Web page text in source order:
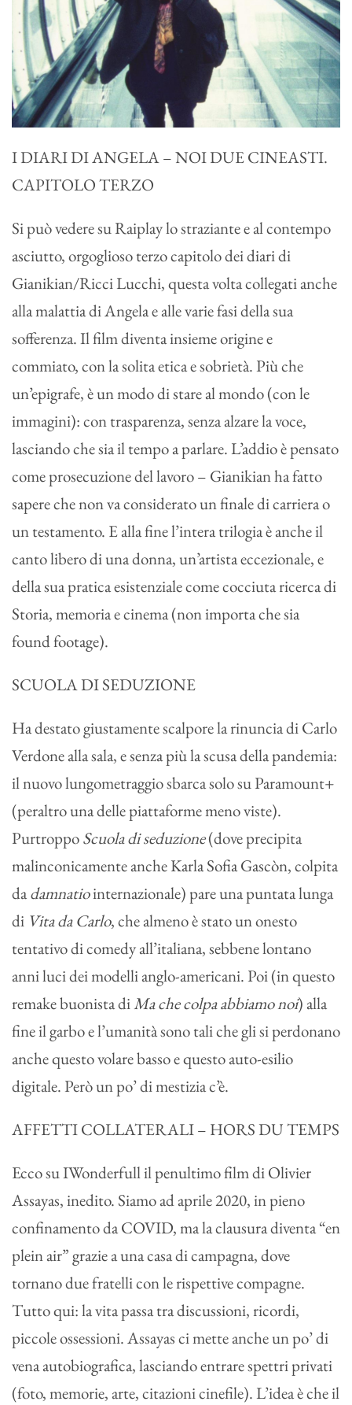
I DIARI DI ANGELA – NOI DUE CINEASTI.
CAPITOLO TERZO
Si può vedere su Raiplay lo straziante e al contempo
asciutto, orgoglioso terzo capitolo dei diari di
Gianikian/Ricci Lucchi, questa volta collegati anche
alla malattia di Angela e alle varie fasi della sua
sofferenza. Il film diventa insieme origine e
commiato, con la solita etica e sobrietà. Più che
un’epigrafe, è un modo di stare al mondo (con le
immagini): con trasparenza, senza alzare la voce,
lasciando che sia il tempo a parlare. L’addio è pensato
come prosecuzione del lavoro – Gianikian ha fatto
sapere che non va considerato un finale di carriera o
un testamento. E alla fine l’intera trilogia è anche il
canto libero di una donna, un’artista eccezionale, e
della sua pratica esistenziale come cocciuta ricerca di
Storia, memoria e cinema (non importa che sia
found footage).
SCUOLA DI SEDUZIONE
Ha destato giustamente scalpore la rinuncia di Carlo
Verdone alla sala, e senza più la scusa della pandemia:
il nuovo lungometraggio sbarca solo su Paramount+
(peraltro una delle piattaforme meno viste).
PurtroppoScuola di seduzione(dove precipita
malinconicamente anche Karla Sofia Gascòn, colpita
dadamnatiointernazionale) pare una puntata lunga
di Vita da Carlo, che almeno è stato un onesto
tentativo di comedy all’italiana, sebbene lontano
anni luci dei modelli anglo-americani. Poi (in questo
remake buonista diMa che colpa abbiamo noi) alla
fine il garbo e l’umanità sono tali che gli si perdonano
anche questo volare basso e questo auto-esilio
digitale. Però un po’ di mestizia c’è.
AFFETTI COLLATERALI – HORS DU TEMPS
Ecco su IWonderfull il penultimo film di Olivier
Assayas, inedito. Siamo ad aprile 2020, in pieno
confinamento da COVID, ma la clausura diventa “en
plein air” grazie a una casa di campagna, dove
tornano due fratelli con le rispettive compagne.
Tutto qui: la vita passa tra discussioni, ricordi,
piccole ossessioni. Assayas ci mette anche un po’ di
vena autobiografica, lasciando entrare spettri privati
(foto, memorie, arte, citazioni cinefile). L’idea è che il